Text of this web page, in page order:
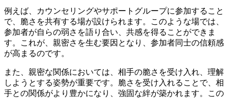
例えば、カウンセリングやサポートグループに参加すること
で、脆さを共有する場が設けられます。このような場では、
参加者が自らの弱さを語り合い、共感を得ることができま
す。これが、親密さを生む要因となり、参加者同士の信頼感
が高まるのです。
また、親密な関係においては、相手の脆さを受け入れ、理解
しようとする姿勢が重要です。脆さを受け入れることで、相
手との関係がより豊かになり、強固な絆が築かれます。この